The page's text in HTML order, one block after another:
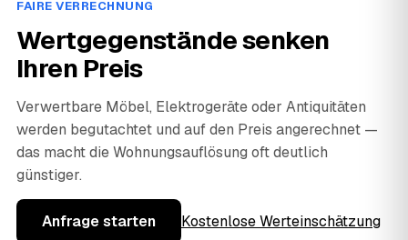
FAIRE VERRECHNUNG
Wertgegenstände senken
Ihren Preis
Verwertbare Möbel, Elektrogeräte oder Antiquitäten
werden begutachtet und auf den Preis angerechnet —
das macht die Wohnungsauflösung oft deutlich
günstiger.
Anfrage starten Kostenlose Werteinschätzung